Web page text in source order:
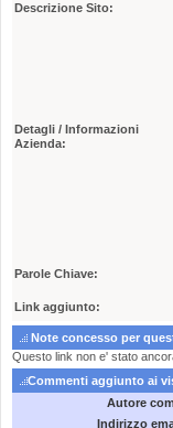
Descrizione Sito:
Detagli / Informazioni
Azienda:
Parole Chiave:
Link aggiunto:
Note concesso per
Questo link non e' stato
Commenti aggiunto ai
Autore
Indirizzo